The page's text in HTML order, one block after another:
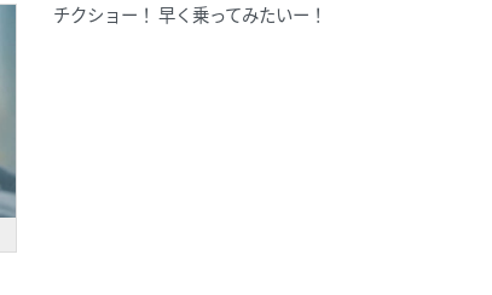
チクショー！ 早く乗ってみたいー！